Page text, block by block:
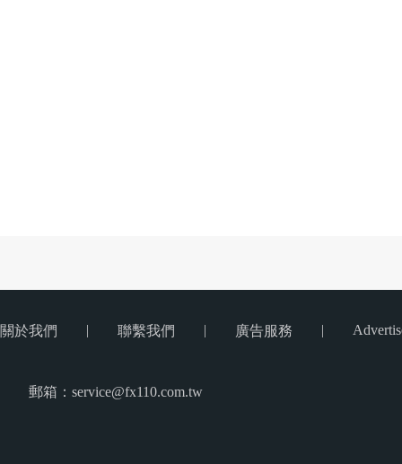
關於我們 | 聯繫我們 | 廣告服務 |
郵箱：service@fx110.com.tw